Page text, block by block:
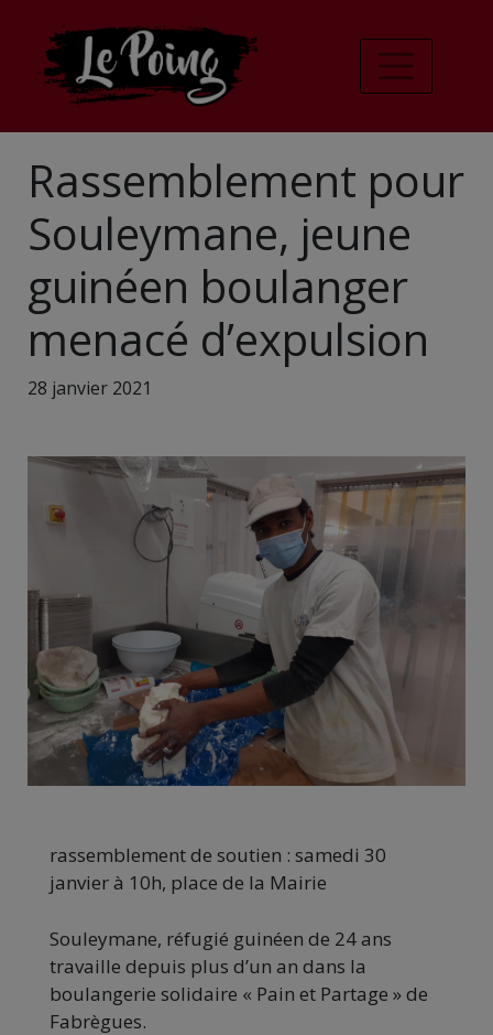
Rassemblement pour
Souleymane, jeune
guinéen boulanger
menacé d’expulsion
28 janvier 2021
rassemblement de soutien : samedi 30
janvier à 10h, place de la Mairie
Souleymane, réfugié guinéen de 24 ans
travaille depuis plus d’un an dans la
boulangerie solidaire « Pain et Partage » de
Fabrègues.